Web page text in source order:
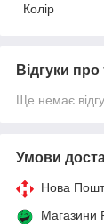
Колір
Відгуки
Ще немає
Умови
Нова
Магазини